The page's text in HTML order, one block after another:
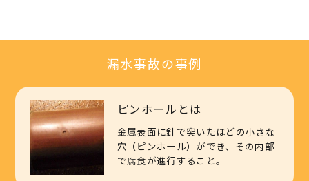
漏水事故の事例
ピンホールとは
金属表面に針で突いたほどの小さな
穴（ピンホール）ができ、その内部
で腐食が進行すること。